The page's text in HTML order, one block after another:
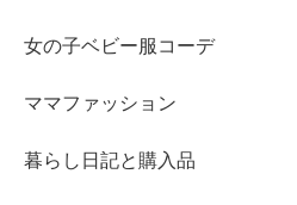
女の子ベビー服コーデ
ママファッション
暮らし日記と購入品